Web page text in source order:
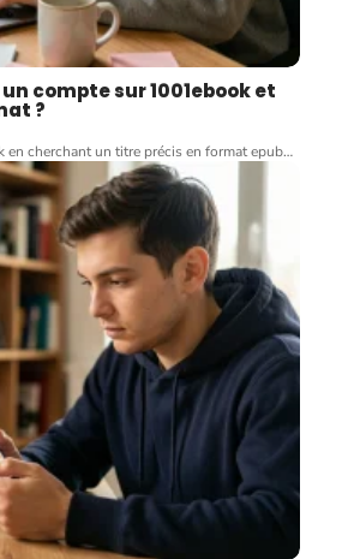
compte sur 1001ebook et
?
en cherchant un titre précis en format epub…